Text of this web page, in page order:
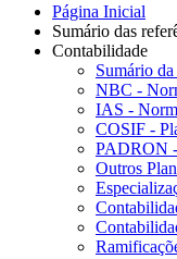
Página Inicial
Sumário das
Contabilidade
Sumário
NBC -
IAS -
COSIF -
PADRON -
Outros